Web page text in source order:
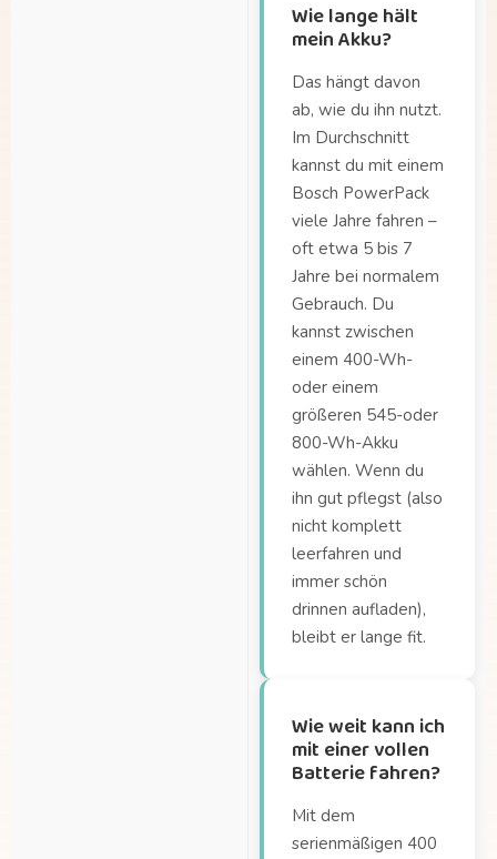
Welche Kindersitze passen auf den
Wie groß ist das Dolly eigentlich?
Wie lange hält
mein Akku?
Das hängt davon
ab, wie du ihn nutzt.
Im Durchschnitt
kannst du mit einem
Bosch PowerPack
viele Jahre fahren –
oft etwa 5 bis 7
Jahre bei normalem
Gebrauch. Du
kannst zwischen
einem 400-Wh-
oder einem
größeren 545-oder
800-Wh-Akku
wählen. Wenn du
ihn gut pflegst (also
nicht komplett
leerfahren und
immer schön
drinnen aufladen),
bleibt er lange fit.
Wie weit kann ich
mit einer vollen
Batterie fahren?
Mit dem
serienmäßigen 400